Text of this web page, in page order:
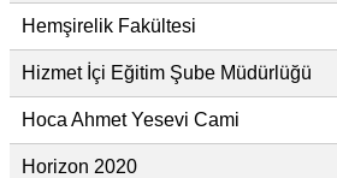
Hemşirelik Fakültesi
Hizmet İçi Eğitim Şube Müdürlüğü
Hoca Ahmet Yesevi Cami
Horizon 2020